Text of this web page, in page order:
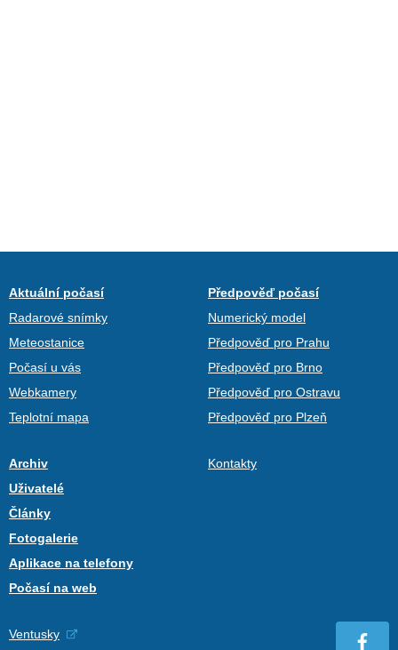
Aktuální počasí
Radarové snímky
Meteostanice
Počasí u vás
Webkamery
Teplotní mapa
Předpověď počasí
Numerický model
Předpověď pro Prahu
Předpověď pro Brno
Předpověď pro Ostravu
Předpověď pro Plzeň
Archiv
Uživatelé
Články
Fotogalerie
Aplikace na telefony
Počasí na web
Kontakty
Ventusky